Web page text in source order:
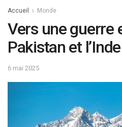
Accueil Monde
Vers une guerre
Pakistan et
6 mai 2025